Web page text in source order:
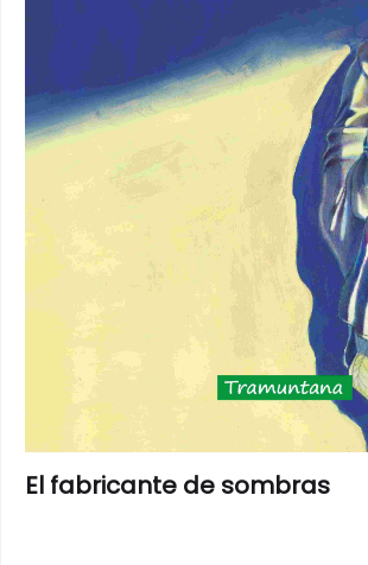
El fabricante de sombras